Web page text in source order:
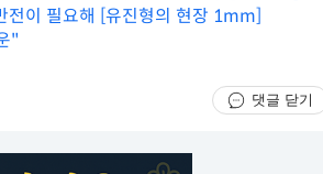
이 필요해 [유진형의 현장 1mm]
"
댓글 닫기